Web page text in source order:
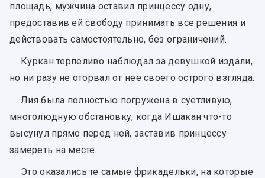
площадь, мужчина оставил принцессу одну,
предоставив ей свободу принимать все решения и
действовать самостоятельно, без ограничений.
Куркан терпеливо наблюдал за девушкой издали,
но ни разу не оторвал от нее своего острого взгляда.
Лия была полностью погружена в суетливую,
многолюдную обстановку, когда Ишакан что-то
высунул прямо перед ней, заставив принцессу
замереть на месте.
Это оказались те самые фрикадельки, на которые